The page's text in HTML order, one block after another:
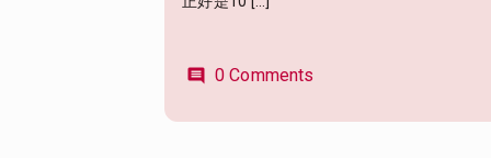
comment 0 Comments